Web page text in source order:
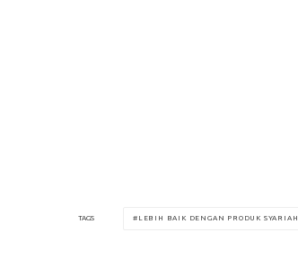
TAGS LEBIH BAIK DENGAN PRODUK SYARIAH